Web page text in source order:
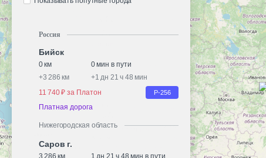
Россия
Бийск
0 км
0 мин в пути
+3 286 км +1 дн 21 ч 48 мин
11 740 ₽ за Платон
Р-256
Платная дорога
Нижегородская область
Саров г.
3 286 км 1 дн 21 ч 48 мин в пути